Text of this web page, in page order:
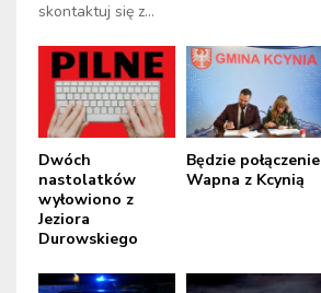
skontaktuj się z...
Dwóch
nastolatków
wyłowiono z
Jeziora
Durowskiego
Będzie połączenie
Wapna z Kcynią